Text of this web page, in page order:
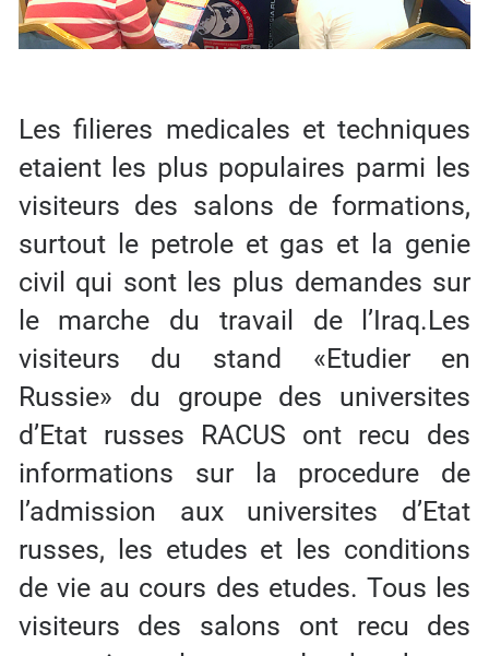
Les filieres medicales et techniques
etaient les plus populaires parmi les
visiteurs des salons de formations,
surtout le petrole et gas et la genie
civil qui sont les plus demandes sur
le marche du travail de l’Iraq.Les
visiteurs du stand «Etudier en
Russie» du groupe des universites
d’Etat russes RACUS ont recu des
informations sur la procedure de
l’admission aux universites d’Etat
russes, les etudes et les conditions
de vie au cours des etudes. Tous les
visiteurs des salons ont recu des